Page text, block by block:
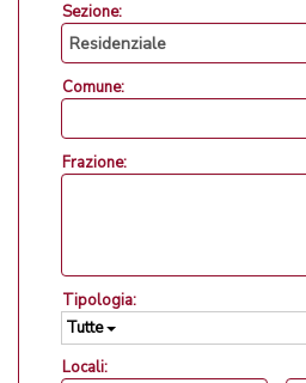
Sezione:
Comune:
Frazione:
Tipologia:
Tutte
Locali: